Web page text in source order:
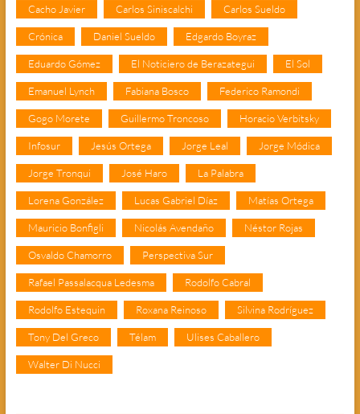
Cacho Javier Carlos Siniscalchi Carlos Sueldo
Crónica Daniel Sueldo Edgardo Boyraz
Eduardo Gómez El Noticiero de Berazategui El Sol
Emanuel Lynch Fabiana Bosco Federico Ramondi
Gogo Morete Guillermo Troncoso Horacio Verbitsky
Infosur Jesús Ortega Jorge Leal Jorge Módica
Jorge Tronqui José Haro La Palabra
Lorena González Lucas Gabriel Díaz Matías Ortega
Mauricio Bonfigli Nicolás Avendaño Néstor Rojas
Osvaldo Chamorro Perspectiva Sur
Rafael Passalacqua Ledesma Rodolfo Cabral
Rodolfo Estequin Roxana Reinoso Silvina Rodríguez
Tony Del Greco Télam Ulises Caballero
Walter Di Nucci